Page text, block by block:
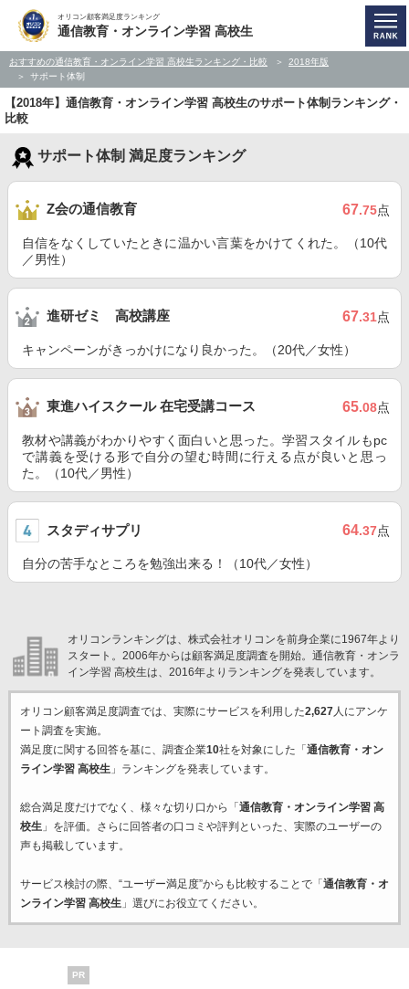
オリコン顧客満足度ランキング
通信教育・オンライン学習 高校生
おすすめの通信教育・オンライン学習 高校生ランキング・比較
2018年版
サポート体制
【2018年】通信教育・オンライン学習 高校生のサポート体制ランキング・
比較
サポート体制 満足度ランキング
Z会の通信教育 67.75点
自信をなくしていたときに温かい言葉をかけてくれた。（10代
／男性）
進研ゼミ 高校講座 67.31点
キャンペーンがきっかけになり良かった。（20代／女性）
東進ハイスクール 在宅受講コース 65.08点
教材や講義がわかりやすく面白いと思った。学習スタイルもpc
で講義を受ける形で自分の望む時間に行える点が良いと思っ
た。（10代／男性）
スタディサプリ 64.37点
自分の苦手なところを勉強出来る！（10代／女性）
オリコンランキングは、株式会社オリコンを前身企業に1967年より
スタート。2006年からは顧客満足度調査を開始。通信教育・オンラ
イン学習 高校生は、2016年よりランキングを発表しています。
オリコン顧客満足度調査では、実際にサービスを利用した2,627人にアンケ
ート調査を実施。
満足度に関する回答を基に、調査企業10社を対象にした「 通信教育・オン
ライン学習 高校生」ランキングを発表しています。
総合満足度だけでなく、様々な切り口から「 通信教育・オンライン学習 高
校生」を評価。さらに回答者の口コミや評判といった、実際のユーザーの
声も掲載しています。
サービス検討の際、“ユーザー満足度”からも比較することで「 通信教育・オ
ンライン学習 高校生」選びにお役立てください。
PR